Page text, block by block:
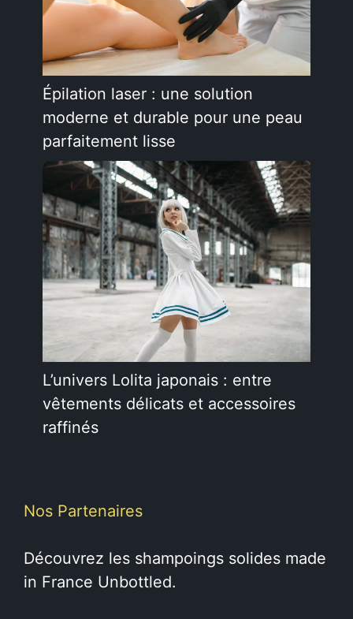
Épilation laser : une solution
moderne et durable pour une peau
parfaitement lisse
L’univers Lolita japonais : entre
vêtements délicats et accessoires
raffinés
Nos Partenaires
Découvrez les shampoings solides made
in France Unbottled.